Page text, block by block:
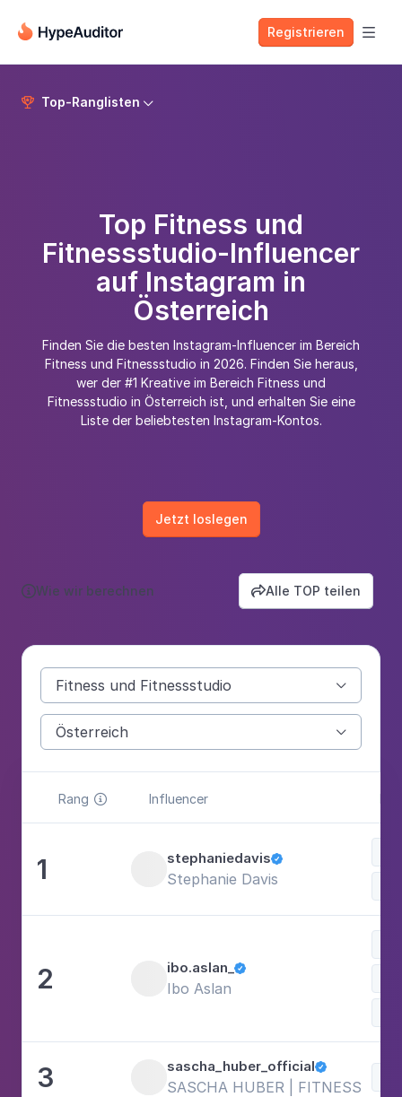
Registrieren 
 Top-Ranglisten 
Top Fitness und
Fitnessstudio-Influencer
auf Instagram in
Österreich
Finden Sie die besten Instagram-Influencer im Bereich
Fitness und Fitnessstudio in 2026. Finden Sie heraus,
wer der #1 Kreative im Bereich Fitness und
Fitnessstudio in Österreich ist, und erhalten Sie eine
Liste der beliebtesten Instagram-Kontos.
Jetzt loslegen
Wie wir berechnen Alle TOP teilen
Fitness und Fitnessstudio 
Österreich 
Rang  Influencer
1 stephaniedavis
Stephanie Davis
2 ibo.aslan_
Ibo Aslan
3 sascha_huber_official
SASCHA HUBER | FITNESS